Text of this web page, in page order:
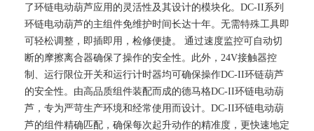
了环链电动葫芦应用的灵活性及其设计的模块化。DC-II系列
环链电动葫芦的主组件免维护时间长达十年。无需特殊工具即
可轻松调整，即插即用，检修便捷。 通过速度监控可自动切
断的摩擦离合器确保了操作的安全性。此外，24V接触器控
制、运行限位开关和运行计时器均可确保操作DC-II环链葫芦
的安全性。由高品质组件装配而成的德马格DC-II环链电动葫
芦，专为严苛生产环境和经常使用而设计。DC-II环链电动葫
芦的组件精确匹配，确保每次起升动作的精准度，更快速地定